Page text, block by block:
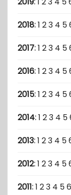
2018:1 23 4 5
2017:1 23 4 5
2016:1 23 4 5
2015:1 23 4 5
2014:1 23 4 5
2013:1 23 4 5
2012:1 23 4 5
2011:1 23 4 56